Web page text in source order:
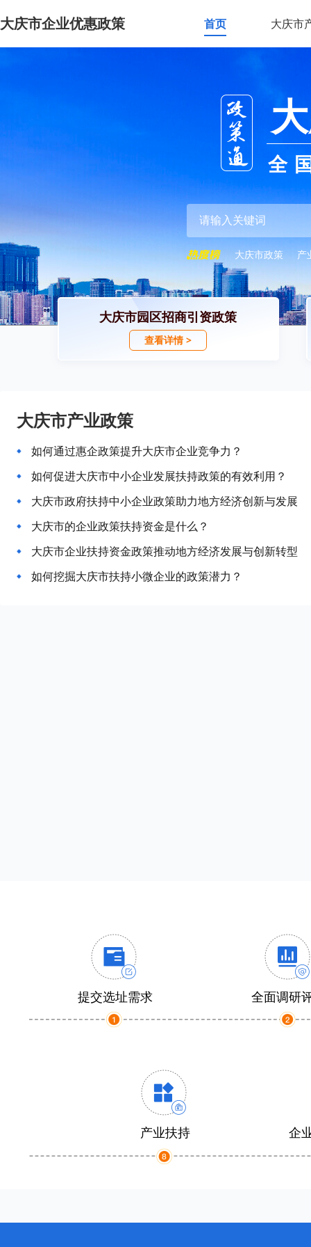
大庆市企业优惠政策 首页 大庆市
全
大庆市政策 产
大庆市园区招商引资政策
查看详情 >
大庆市产业政策
如何通过惠企政策提升大庆市企业竞争力？
如何促进大庆市中小企业发展扶持政策的有效利用？
大庆市政府扶持中小企业政策助力地方经济创新与发展
大庆市的企业政策扶持资金是什么？
大庆市企业扶持资金政策推动地方经济发展与创新转型
如何挖掘大庆市扶持小微企业的政策潜力？
提交选址需求 全面调研
产业扶持 企